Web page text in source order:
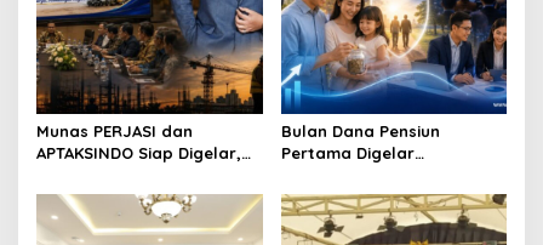
a
t
i
o
n
Munas PERJASI dan
APTAKSINDO Siap Digelar,
Revisi AD/ART
Bulan Dana Pensiun
Pertama Digelar
Perkuat Ekosistem Pensiun
Berkelanjutan